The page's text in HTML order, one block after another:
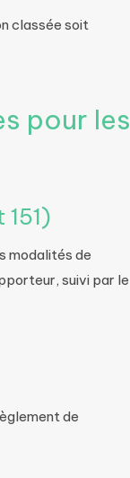
classée soit
pour les
modalités de
suivi par le
de